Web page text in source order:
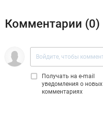
Комментарии (0)
Получать на e‑mail
уведомления о новых
комментариях